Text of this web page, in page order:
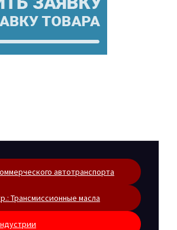
автотранспорта
Трансмиссионные масла